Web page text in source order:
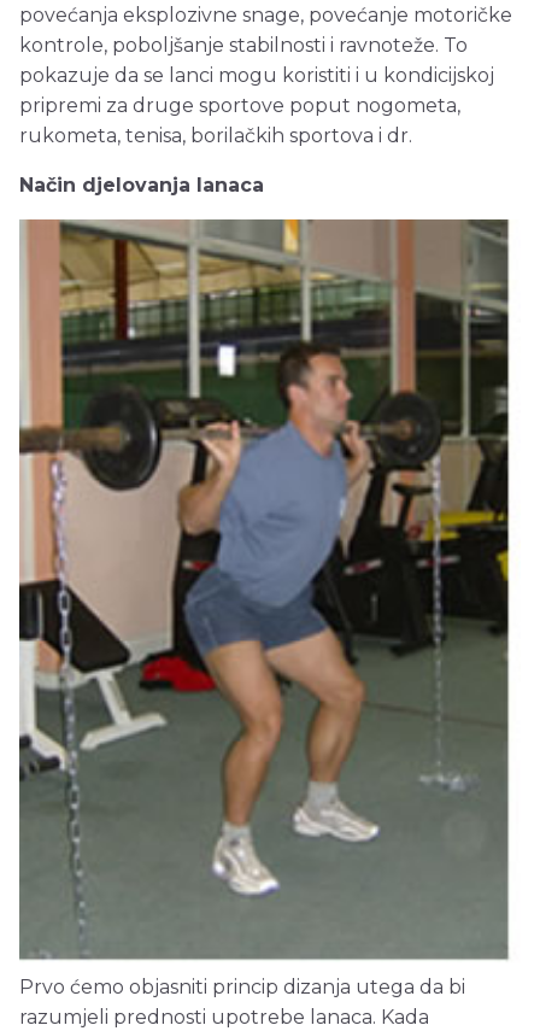
povećanja eksplozivne snage, povećanje motoričke
kontrole, poboljšanje stabilnosti i ravnoteže. To
pokazuje da se lanci mogu koristiti i u kondicijskoj
pripremi za druge sportove poput nogometa,
rukometa, tenisa, borilačkih sportova i dr.
Način djelovanja lanaca
Prvo ćemo objasniti princip dizanja utega da bi
razumjeli prednosti upotrebe lanaca. Kada